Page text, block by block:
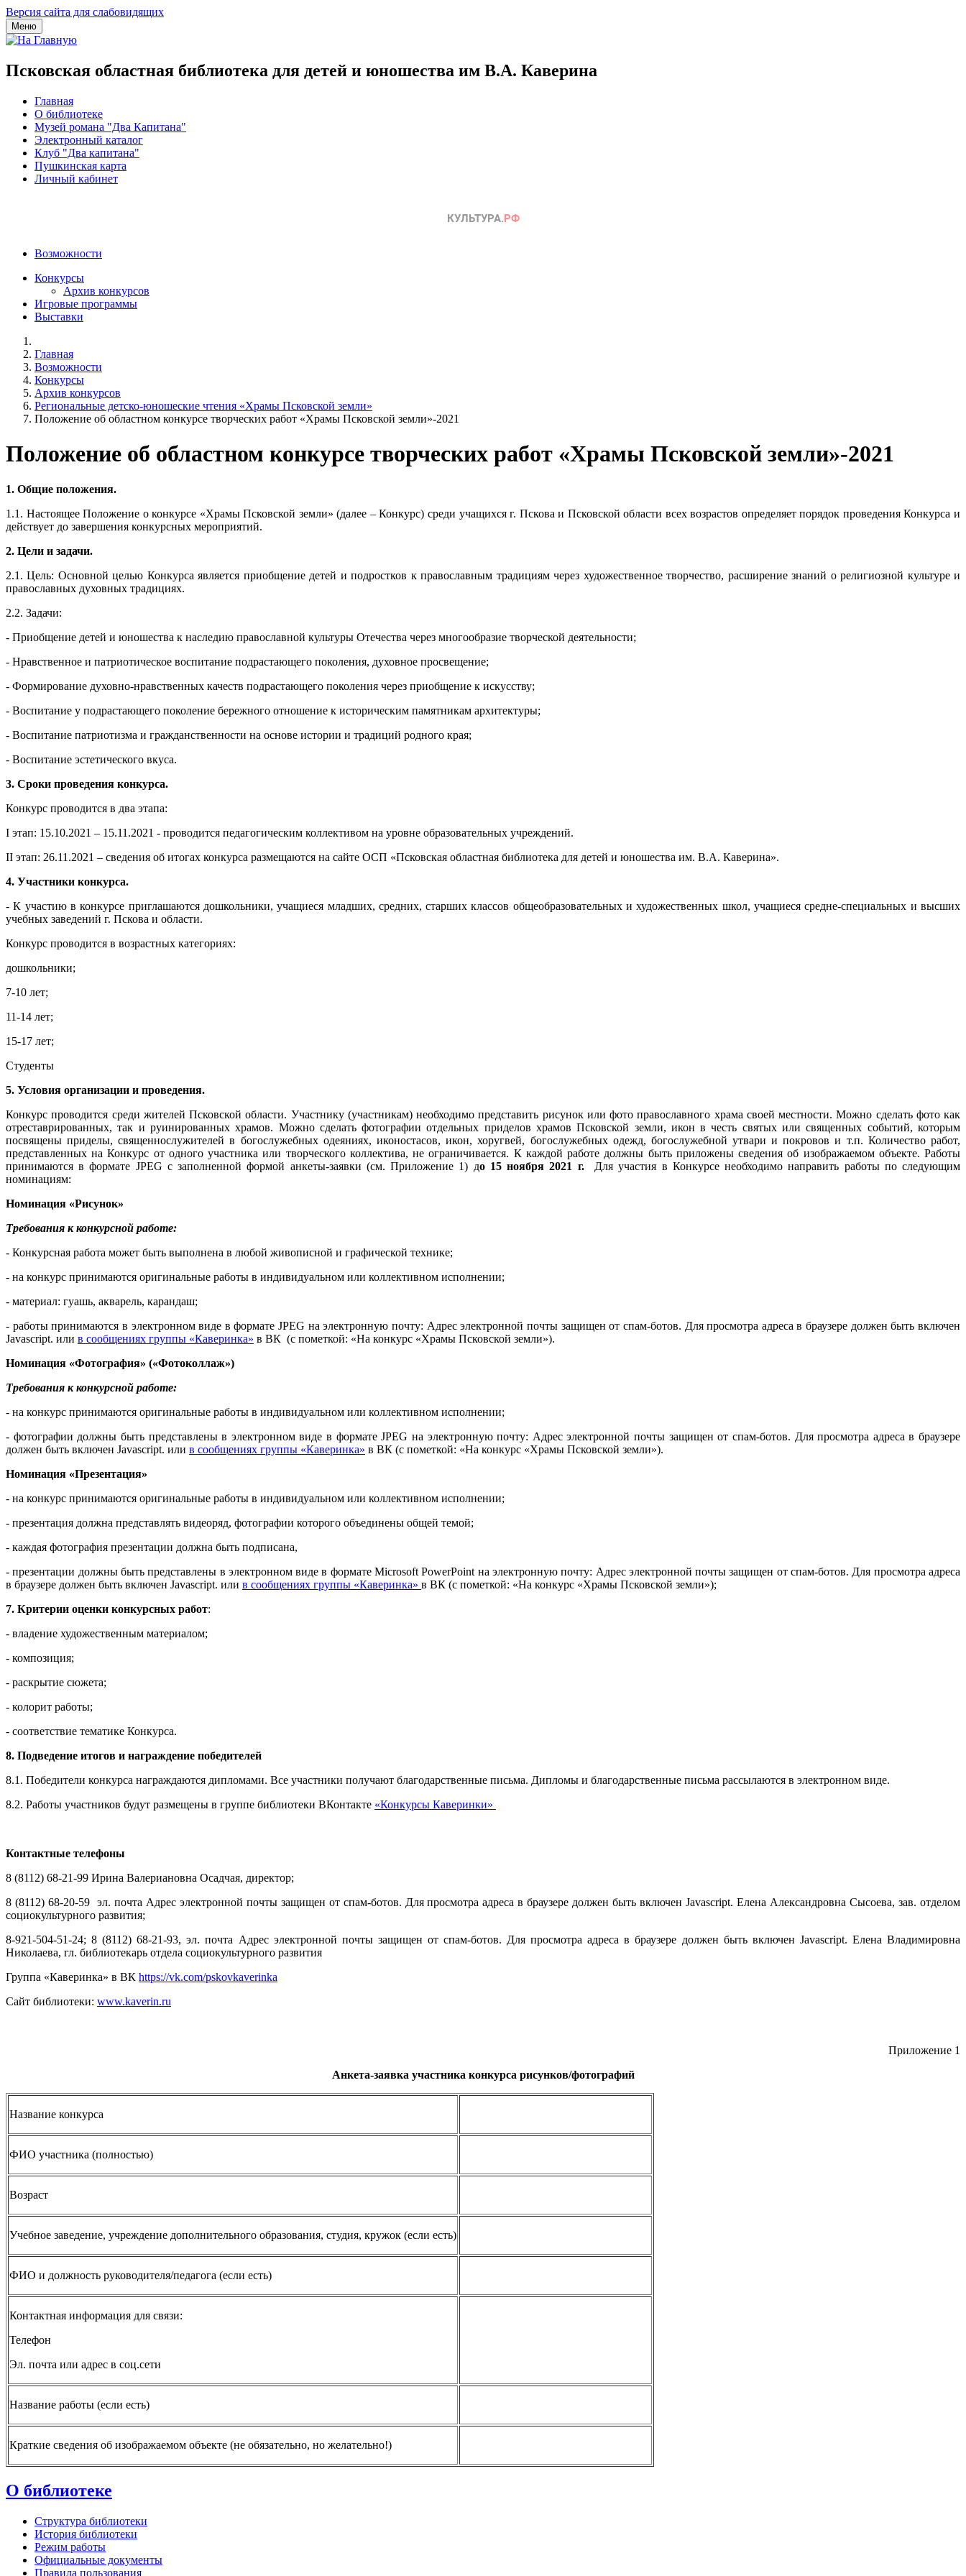
Версия сайта для слабовидящих
Меню
Псковская областная библиотека для детей и юношества им В.А. Каверина
Главная
О библиотеке
Музей романа "Два Капитана"
Электронный каталог
Клуб "Два капитана"
Пушкинская карта
Личный кабинет
Возможности
Конкурсы
Архив конкурсов
Игровые программы
Выставки
Главная
Возможности
Конкурсы
Архив конкурсов
Региональные детско-юношеские чтения «Храмы Псковской земли»
Положение об областном конкурсе творческих работ «Храмы Псковской земли»-2021
Положение об областном конкурсе творческих работ «Храмы Псковской земли»-2021
1. Общие положения.
1.1. Настоящее Положение о конкурсе «Храмы Псковской земли» (далее – Конкурс) среди учащихся г. Пскова и Псковской области всех возрастов определяет порядок проведения Конкурса и
действует до завершения конкурсных мероприятий.
2. Цели и задачи.
2.1. Цель: Основной целью Конкурса является приобщение детей и подростков к православным традициям через художественное творчество, расширение знаний о религиозной культуре и
православных духовных традициях.
2.2. Задачи:
- Приобщение детей и юношества к наследию православной культуры Отечества через многообразие творческой деятельности;
- Нравственное и патриотическое воспитание подрастающего поколения, духовное просвещение;
- Формирование духовно-нравственных качеств подрастающего поколения через приобщение к искусству;
- Воспитание у подрастающего поколение бережного отношение к историческим памятникам архитектуры;
- Воспитание патриотизма и гражданственности на основе истории и традиций родного края;
- Воспитание эстетического вкуса.
3. Сроки проведения конкурса.
Конкурс проводится в два этапа:
I этап: 15.10.2021 – 15.11.2021 - проводится педагогическим коллективом на уровне образовательных учреждений.
II этап: 26.11.2021 – сведения об итогах конкурса размещаются на сайте ОСП «Псковская областная библиотека для детей и юношества им. В.А. Каверина».
4. Участники конкурса.
- К участию в конкурсе приглашаются дошкольники, учащиеся младших, средних, старших классов общеобразовательных и художественных школ, учащиеся средне-специальных и высших
учебных заведений г. Пскова и области.
Конкурс проводится в возрастных категориях:
дошкольники;
7-10 лет;
11-14 лет;
15-17 лет;
Студенты
5. Условия организации и проведения.
Конкурс проводится среди жителей Псковской области. Участнику (участникам) необходимо представить рисунок или фото православного храма своей местности. Можно сделать фото как
отреставрированных, так и руинированных храмов. Можно сделать фотографии отдельных приделов храмов Псковской земли, икон в честь святых или священных событий, которым
посвящены приделы, священнослужителей в богослужебных одеяниях, иконостасов, икон, хоругвей, богослужебных одежд, богослужебной утвари и покровов и т.п. Количество работ,
представленных на Конкурс от одного участника или творческого коллектива, не ограничивается. К каждой работе должны быть приложены сведения об изображаемом объекте. Работы
принимаются в формате JPEG с заполненной формой анкеты-заявки (см. Приложение 1) до 15 ноября 2021 г.Для участия в Конкурсе необходимо направить работы по следующим
номинациям:
Номинация «Рисунок»
Требования к конкурсной работе:
- Конкурсная работа может быть выполнена в любой живописной и графической технике;
- на конкурс принимаются оригинальные работы в индивидуальном или коллективном исполнении;
- материал: гуашь, акварель, карандаш;
- работы принимаются в электронном виде в формате JPEG на электронную почту: Адрес электронной почты защищен от спам-ботов. Для просмотра адреса в браузере должен быть включен
Javascript. или в сообщениях группы «Каверинка» в ВК (с пометкой: «На конкурс «Храмы Псковской земли»).
Номинация «Фотография» («Фотоколлаж»)
Требования к конкурсной работе:
- на конкурс принимаются оригинальные работы в индивидуальном или коллективном исполнении;
- фотографии должны быть представлены в электронном виде в формате JPEG на электронную почту: Адрес электронной почты защищен от спам-ботов. Для просмотра адреса в браузере
должен быть включен Javascript. или в сообщениях группы «Каверинка» в ВК (с пометкой: «На конкурс «Храмы Псковской земли»).
Номинация «Презентация»
- на конкурс принимаются оригинальные работы в индивидуальном или коллективном исполнении;
- презентация должна представлять видеоряд, фотографии которого объединены общей темой;
- каждая фотография презентации должна быть подписана,
- презентации должны быть представлены в электронном виде в формате Microsoft PowerPoint на электронную почту: Адрес электронной почты защищен от спам-ботов. Для просмотра адреса
в браузере должен быть включен Javascript. или в сообщениях группы «Каверинка» в ВК (с пометкой: «На конкурс «Храмы Псковской земли»);
7. Критерии оценки конкурсных работ:
- владение художественным материалом;
- композиция;
- раскрытие сюжета;
- колорит работы;
- соответствие тематике Конкурса.
8. Подведение итогов и награждение победителей
8.1. Победители конкурса награждаются дипломами. Все участники получают благодарственные письма. Дипломы и благодарственные письма рассылаются в электронном виде.
8.2. Работы участников будут размещены в группе библиотеки ВКонтакте «Конкурсы Каверинки»
Контактные телефоны
8 (8112) 68-21-99 Ирина Валериановна Осадчая, директор;
8 (8112) 68-20-59 эл. почта Адрес электронной почты защищен от спам-ботов. Для просмотра адреса в браузере должен быть включен Javascript. Елена Александровна Сысоева, зав. отделом
социокультурного развития;
8-921-504-51-24; 8 (8112) 68-21-93, эл. почта Адрес электронной почты защищен от спам-ботов. Для просмотра адреса в браузере должен быть включен Javascript. Елена Владимировна
Николаева, гл. библиотекарь отдела социокультурного развития
Группа «Каверинка» в ВК https://vk.com/pskovkaverinka
Сайт библиотеки: www.kaverin.ru
Приложение 1
Анкета-заявка участника конкурса рисунков/фотографий
Название конкурса
ФИО участника (полностью)
Возраст
Учебное заведение, учреждение дополнительного образования, студия, кружок (если есть)
ФИО и должность руководителя/педагога (если есть)
Контактная информация для связи:
Телефон
Эл. почта или адрес в соц.сети
Название работы (если есть)
Краткие сведения об изображаемом объекте (не обязательно, но желательно!)
О библиотеке
Структура библиотеки
История библиотеки
Режим работы
Официальные документы
Правила пользования